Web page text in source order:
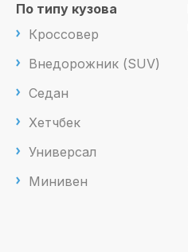
По типу кузова
Кроссовер
Внедорожник (SUV)
Седан
Хетчбек
Универсал
Минивен